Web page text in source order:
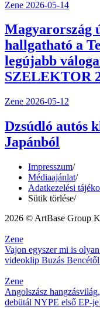
Zene 2026-05-14
Magyarország
hallgatható a
legújabb
SZELEKTOR
Zene 2026-05-12
Dzsúdló autós
Japánból
Impresszum/
Médiaajánlat/
Adatkezelési
Sütik törlése/
2026 © ArtBase Group
Zene
Vajon egyszer mi is
videoklip Buzás
Zene
Angolszász
debütál NYPE első EP-